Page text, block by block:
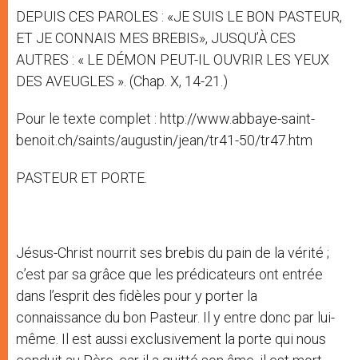
DEPUIS CES PAROLES : «JE SUIS LE BON PASTEUR,
ET JE CONNAIS MES BREBIS», JUSQU’À CES
AUTRES : « LE DÉMON PEUT-IL OUVRIR LES YEUX
DES AVEUGLES ». (Chap. X, 14-21.)
Pour le texte complet : http://www.abbaye-saint-
benoit.ch/saints/augustin/jean/tr41-50/tr47.htm
PASTEUR ET PORTE.
Jésus-Christ nourrit ses brebis du pain de la vérité ;
c’est par sa grâce que les prédicateurs ont entrée
dans l’esprit des fidèles pour y porter la
connaissance du bon Pasteur. Il y entre donc par lui-
même. Il est aussi exclusivement la porte qui nous